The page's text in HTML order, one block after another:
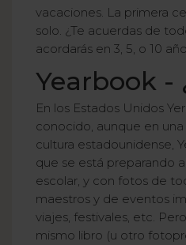
vacaciones. La primera
solo. ¿Te acuerdas de
acordarás en 3, 5, o 10
Yearbook -
En los Estados Unidos
conocido, aunque en
cultura estadounidense,
que se está preparando
escolar, y con fotos de
maestros y de eventos
viajes, festivales, etc.
mismo libro (u otro